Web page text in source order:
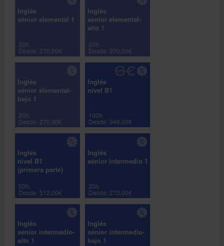
Inglés
sénior elemental 1
20h.
Desde: 270,00€
Inglés
sénior elemental-
alto 1
20h.
Desde: 270,00€
Inglés
sénior elemental-
bajo 1
20h.
Desde: 270,00€
Inglés
nivel B1
100h.
Desde: 948,00€
Inglés
nivel B1
(primera parte)
50h.
Desde: 512,00€
Inglés
sénior intermedio 1
20h.
Desde: 270,00€
Inglés
sénior intermedio-
alto 1
Inglés
sénior intermedio-
bajo 1